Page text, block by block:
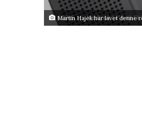
Martin Hajek har lavet denne